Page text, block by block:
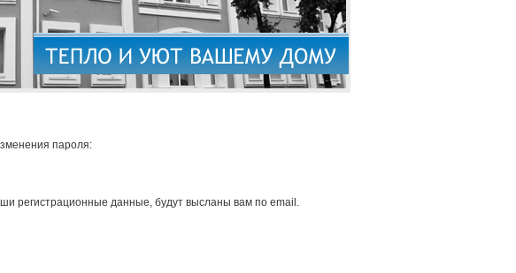
пароля:
регистрационные данные, будут высланы вам по email.